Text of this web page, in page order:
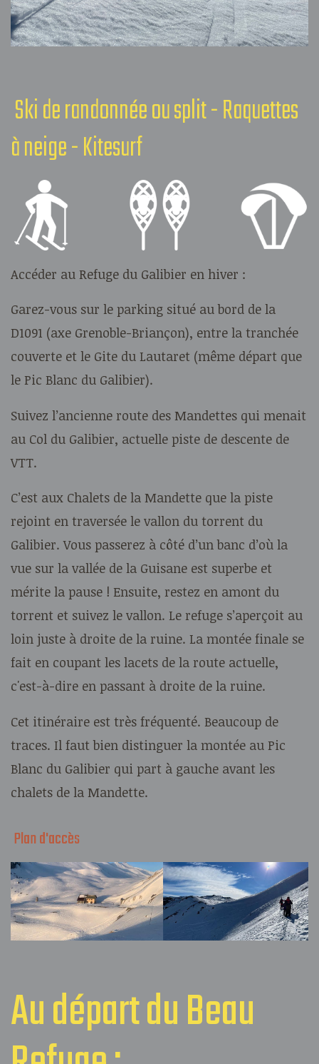
Ski de randonnée ou split - Raquettes
à neige - Kitesurf
Accéder au Refuge du Galibier en hiver :
Garez-vous sur le parking situé au bord de la
D1091 (axe Grenoble-Briançon), entre la tranchée
couverte et le Gite du Lautaret (même départ que
le Pic Blanc du Galibier).
Suivez l’ancienne route des Mandettes qui menait
au Col du Galibier, actuelle piste de descente de
VTT.
C’est aux Chalets de la Mandette que la piste
rejoint en traversée le vallon du torrent du
Galibier. Vous passerez à côté d’un banc d’où la
vue sur la vallée de la Guisane est superbe et
mérite la pause ! Ensuite, restez en amont du
torrent et suivez le vallon. Le refuge s’aperçoit au
loin juste à droite de la ruine. La montée finale se
fait en coupant les lacets de la route actuelle,
c'est-à-dire en passant à droite de la ruine.
Cet itinéraire est très fréquenté. Beaucoup de
traces. Il faut bien distinguer la montée au Pic
Blanc du Galibier qui part à gauche avant les
chalets de la Mandette.
Plan d'accès
Au départ du Beau